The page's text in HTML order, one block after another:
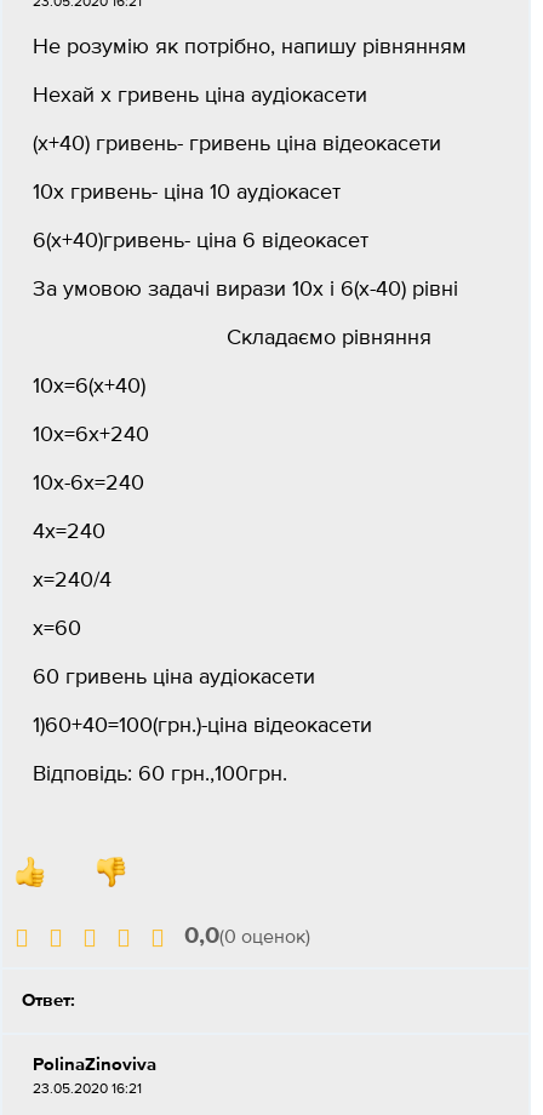
Не розумію як потрібно, напишу рівнянням
Нехай х гривень ціна аудіокасети
(х+40) гривень- гривень ціна відеокасети
10х гривень- ціна 10 аудіокасет
6(х+40)гривень- ціна 6 відеокасет
За умовою задачі вирази 10х і 6(х-40) рівні
Складаємо рівняння
10х=6(х+40)
10х=6х+240
10х-6х=240
4х=240
х=240/4
х=60
60 гривень ціна аудіокасети
1)60+40=100(грн.)-ціна відеокасети
Відповідь: 60 грн.,100грн.
0,0(0 оценок)
Ответ:
PolinaZinoviva
23.05.2020 16:21